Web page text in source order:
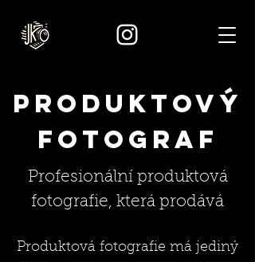
produktový
fotograf
Profesionální produktová
fotografie, která prodává
Produktová fotografie má jediný